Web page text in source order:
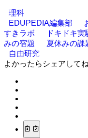
理科
EDUPEDIA編集部
すきラボ
ドキドキ実
みの宿題
夏休みの課
自由研究
よかったらシェアしてね